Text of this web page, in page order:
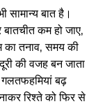
सामान्य बात है।
कम हो जाए,
का तनाव, समय की
की वजह बन जाता
गलतफहमियां बढ़
रिश्ते को फिर से